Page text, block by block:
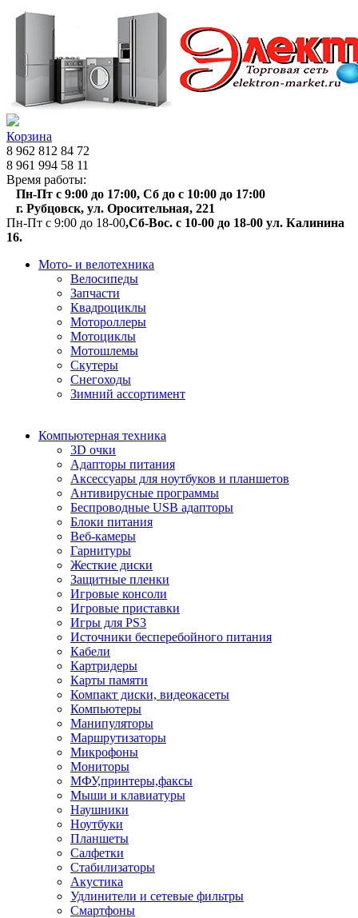
Корзина
8 962 812 84 72
8 961 994 58 11
Время работы:
Пн-Пт с 9:00 до 17:00, Сб до с 10:00 до 17:00
г. Рубцовск, ул. Оросительная, 221
Пн-Пт с 9:00 до 18-00,Сб-Вос. с 10-00 до 18-00 ул. Калинина
16.
Мото- и велотехника
Велосипеды
Запчасти
Квадроциклы
Мотороллеры
Мотоциклы
Мотошлемы
Скутеры
Снегоходы
Зимний ассортимент
Компьютерная техника
3D очки
Адапторы питания
Аксессуары для ноутбуков и планшетов
Антивирусные программы
Беспроводные USB адапторы
Блоки питания
Веб-камеры
Гарнитуры
Жесткие диски
Защитные пленки
Игровые консоли
Игровые приставки
Игры для PS3
Источники бесперебойного питания
Кабели
Картридеры
Карты памяти
Компакт диски, видеокасеты
Компьютеры
Манипуляторы
Маршрутизаторы
Микрофоны
Мониторы
МФУ,принтеры,факсы
Мыши и клавиатуры
Наушники
Ноутбуки
Планшеты
Салфетки
Стабилизаторы
Акустика
Удлинители и сетевые фильтры
Смартфоны